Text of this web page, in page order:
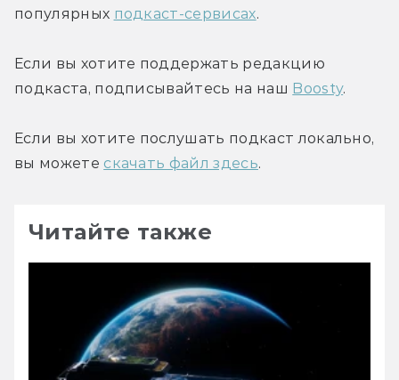
популярных подкаст-сервисах.
Если вы хотите поддержать редакцию
подкаста, подписывайтесь на наш Boosty.
Если вы хотите послушать подкаст локально,
вы можете скачать файл здесь.
Читайте также